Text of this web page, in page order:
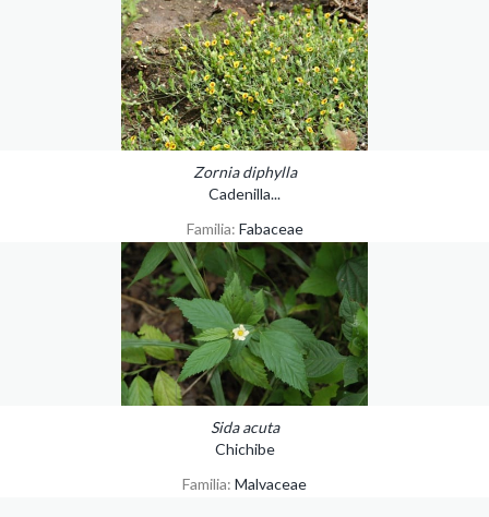
Zornia diphylla
Cadenilla...
Familia: Fabaceae
Sida acuta
Chichibe
Familia: Malvaceae